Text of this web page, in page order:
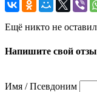
Ещё никто не
Напишите свой
Имя / Псевдоним